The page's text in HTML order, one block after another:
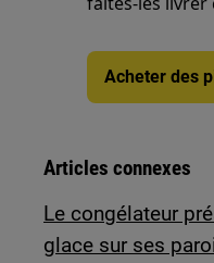
Acheter des
Articles connexes
Le congélateur
glace sur ses